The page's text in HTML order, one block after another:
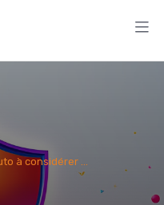
à considérer ...